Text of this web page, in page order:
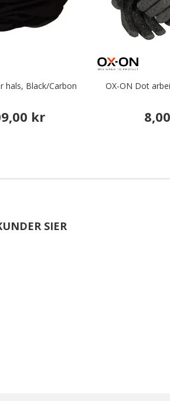
hals, Black/Carbon
kr
OX-ON Dot
SIER